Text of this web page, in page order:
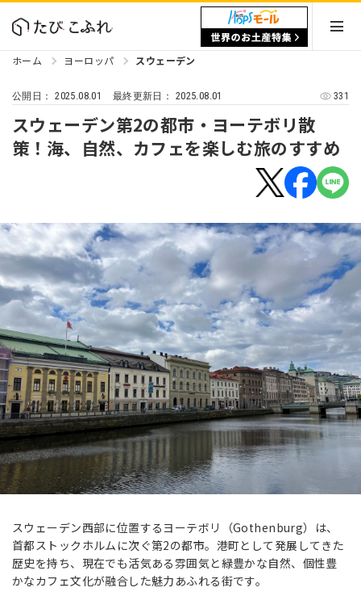
ホーム ヨーロッパ スウェーデン
公開日：2025.08.01 最終更新日： 2025.08.01 331
スウェーデン第2の都市・ヨーテボリ散
策！海、自然、カフェを楽しむ旅のすすめ
スウェーデン西部に位置するヨーテボリ（Gothenburg）は、
首都ストックホルムに次ぐ第2の都市。港町として発展してきた
歴史を持ち、現在でも活気ある雰囲気と緑豊かな自然、個性豊
かなカフェ文化が融合した魅力あふれる街です。